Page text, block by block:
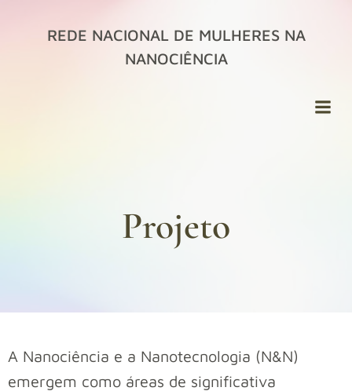
para
conteúdo
REDE NACIONAL DE MULHERES NA
NANOCIÊNCIA
Projeto
A Nanociência e a Nanotecnologia (N&N)
emergem como áreas de significativa